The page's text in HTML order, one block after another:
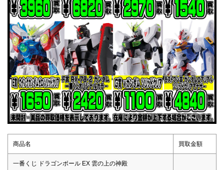
商品名 買取金額
一番くじ ドラゴンボール EX 雲の上の神殿